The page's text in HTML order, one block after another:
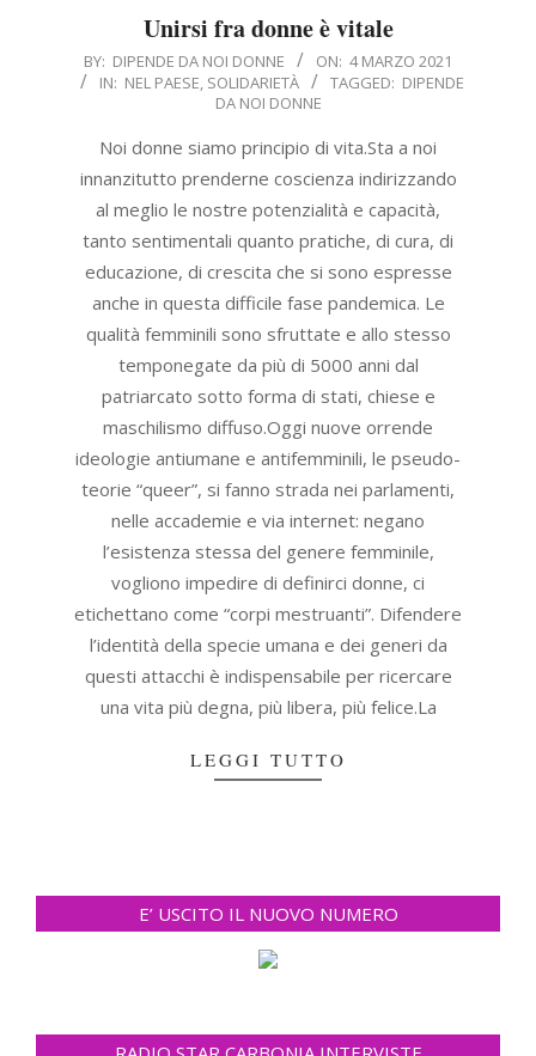
Unirsi fra donne è vitale
2021-
03-
BY: DIPENDE DA NOI DONNE ON: 4 MARZO 2021
IN: NEL PAESE, SOLIDARIETÀ TAGGED: DIPENDE
DA NOI DONNE
Noi donne siamo principio di vita.Sta a noi
innanzitutto prenderne coscienza indirizzando
al meglio le nostre potenzialità e capacità,
tanto sentimentali quanto pratiche, di cura, di
educazione, di crescita che si sono espresse
anche in questa difficile fase pandemica. Le
qualità femminili sono sfruttate e allo stesso
temponegate da più di 5000 anni dal
patriarcato sotto forma di stati, chiese e
maschilismo diffuso.Oggi nuove orrende
ideologie antiumane e antifemminili, le pseudo-
teorie “queer”, si fanno strada nei parlamenti,
nelle accademie e via internet: negano
l’esistenza stessa del genere femminile,
vogliono impedire di definirci donne, ci
etichettano come “corpi mestruanti”. Difendere
l’identità della specie umana e dei generi da
questi attacchi è indispensabile per ricercare
una vita più degna, più libera, più felice.La
LEGGI TUTTO
E’ USCITO IL NUOVO NUMERO